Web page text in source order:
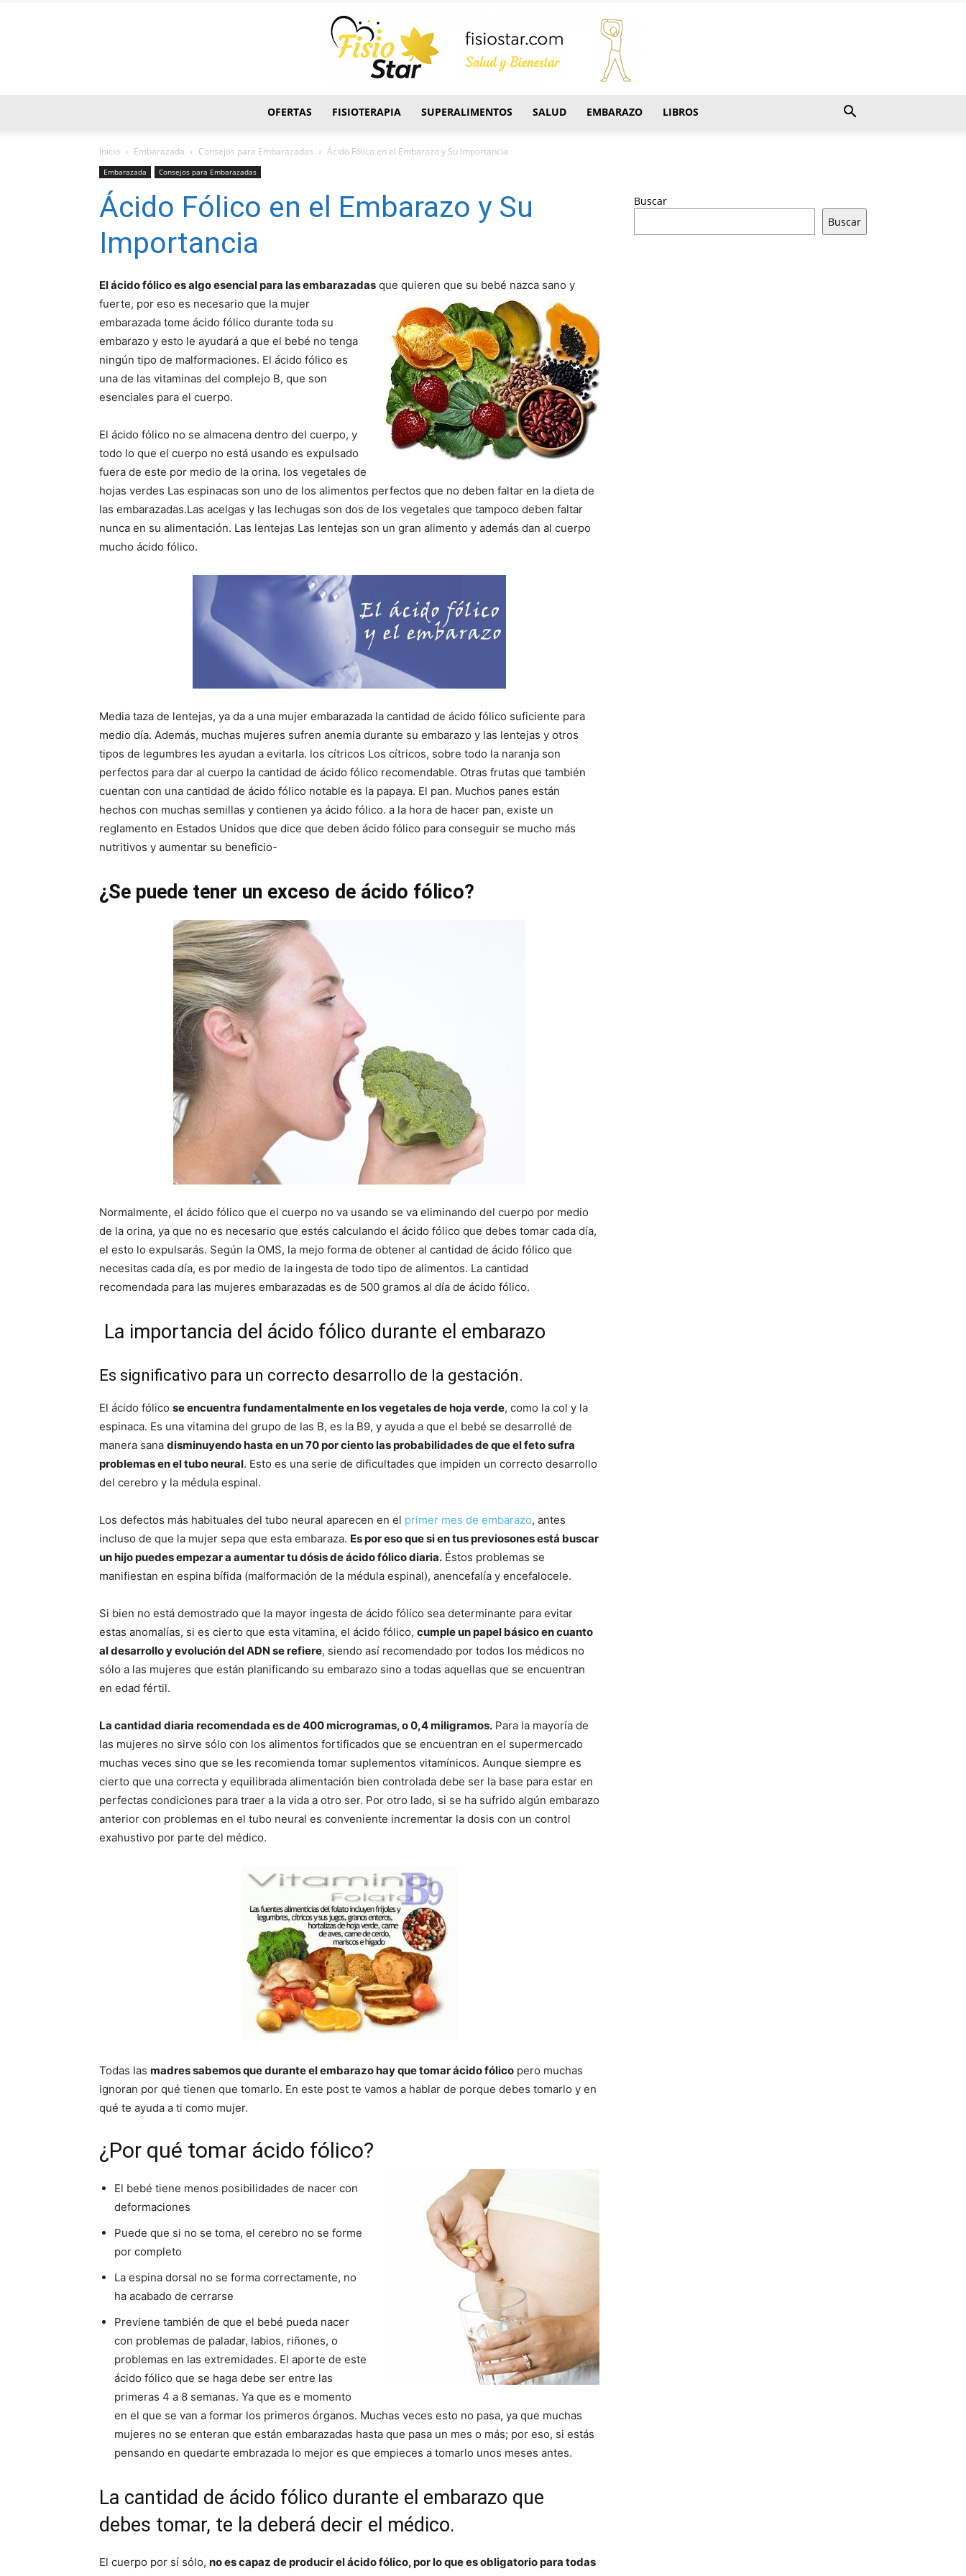
OFERTAS FISIOTERAPIA SUPERALIMENTOS SALUD EMBARAZO LIBROS
Inicio Embarazada Consejos para Embarazadas Ácido Fólico en el Embarazo y Su Importancia
Embarazada Consejos para Embarazadas
Ácido Fólico en el Embarazo y Su
Importancia
El ácido fólico es algo esencial para las embarazadas que quieren que su bebé nazca sano y
fuerte, por eso es necesario que la mujer
embarazada tome ácido fólico durante toda su
embarazo y esto le ayudará a que el bebé no tenga
ningún tipo de malformaciones. El ácido fólico es
una de las vitaminas del complejo B, que son
esenciales para el cuerpo.
El ácido fólico no se almacena dentro del cuerpo, y
todo lo que el cuerpo no está usando es expulsado
fuera de este por medio de la orina. los vegetales de
hojas verdes Las espinacas son uno de los alimentos perfectos que no deben faltar en la dieta de
las embarazadas.Las acelgas y las lechugas son dos de los vegetales que tampoco deben faltar
nunca en su alimentación. Las lentejas Las lentejas son un gran alimento y además dan al cuerpo
mucho ácido fólico.
Media taza de lentejas, ya da a una mujer embarazada la cantidad de ácido fólico suficiente para
medio día. Además, muchas mujeres sufren anemia durante su embarazo y las lentejas y otros
tipos de legumbres les ayudan a evitarla. los cítricos Los cítricos, sobre todo la naranja son
perfectos para dar al cuerpo la cantidad de ácido fólico recomendable. Otras frutas que también
cuentan con una cantidad de ácido fólico notable es la papaya. El pan. Muchos panes están
hechos con muchas semillas y contienen ya ácido fólico. a la hora de hacer pan, existe un
reglamento en Estados Unidos que dice que deben ácido fólico para conseguir se mucho más
nutritivos y aumentar su beneficio-
¿Se puede tener un exceso de ácido fólico?
Normalmente, el ácido fólico que el cuerpo no va usando se va eliminando del cuerpo por medio
de la orina, ya que no es necesario que estés calculando el ácido fólico que debes tomar cada día,
el esto lo expulsarás. Según la OMS, la mejo forma de obtener al cantidad de ácido fólico que
necesitas cada día, es por medio de la ingesta de todo tipo de alimentos. La cantidad
recomendada para las mujeres embarazadas es de 500 gramos al día de ácido fólico.
La importancia del ácido fólico durante el embarazo
Es significativo para un correcto desarrollo de la gestación.
El ácido fólico se encuentra fundamentalmente en los vegetales de hoja verde, como la col y la
espinaca. Es una vitamina del grupo de las B, es la B9, y ayuda a que el bebé se desarrollé de
manera sana disminuyendo hasta en un 70 por ciento las probabilidades de que el feto sufra
problemas en el tubo neural. Esto es una serie de dificultades que impiden un correcto desarrollo
del cerebro y la médula espinal.
Los defectos más habituales del tubo neural aparecen en el primer mes de embarazo, antes
incluso de que la mujer sepa que esta embaraza. Es por eso que si en tus previosones está buscar
un hijo puedes empezar a aumentar tu dósis de ácido fólico diaria. Éstos problemas se
manifiestan en espina bífida (malformación de la médula espinal), anencefalía y encefalocele.
Si bien no está demostrado que la mayor ingesta de ácido fólico sea determinante para evitar
estas anomalías, si es cierto que esta vitamina, el ácido fólico, cumple un papel básico en cuanto
al desarrollo y evolución del ADN se refiere, siendo así recomendado por todos los médicos no
sólo a las mujeres que están planificando su embarazo sino a todas aquellas que se encuentran
en edad fértil.
La cantidad diaria recomendada es de 400 microgramas, o 0,4 miligramos. Para la mayoría de
las mujeres no sirve sólo con los alimentos fortificados que se encuentran en el supermercado
muchas veces sino que se les recomienda tomar suplementos vitamínicos. Aunque siempre es
cierto que una correcta y equilibrada alimentación bien controlada debe ser la base para estar en
perfectas condiciones para traer a la vida a otro ser. Por otro lado, si se ha sufrido algún embarazo
anterior con problemas en el tubo neural es conveniente incrementar la dosis con un control
exahustivo por parte del médico.
Todas las madres sabemos que durante el embarazo hay que tomar ácido fólico pero muchas
ignoran por qué tienen que tomarlo. En este post te vamos a hablar de porque debes tomarlo y en
qué te ayuda a ti como mujer.
¿Por qué tomar ácido fólico?
El bebé tiene menos posibilidades de nacer con
deformaciones
Puede que si no se toma, el cerebro no se forme
por completo
La espina dorsal no se forma correctamente, no
ha acabado de cerrarse
Previene también de que el bebé pueda nacer
con problemas de paladar, labios, riñones, o
problemas en las extremidades. El aporte de este
ácido fólico que se haga debe ser entre las
primeras 4 a 8 semanas. Ya que es e momento
en el que se van a formar los primeros órganos. Muchas veces esto no pasa, ya que muchas
mujeres no se enteran que están embarazadas hasta que pasa un mes o más; por eso, si estás
pensando en quedarte embrazada lo mejor es que empieces a tomarlo unos meses antes.
La cantidad de ácido fólico durante el embarazo que
debes tomar, te la deberá decir el médico.
El cuerpo por sí sólo, no es capaz de producir el ácido fólico, por lo que es obligatorio para todas
Buscar
Buscar